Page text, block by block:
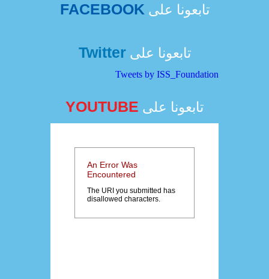
تابعونا علىFACEBOOK
تابعونا علىTwitter
Tweets by ISS_Foundation
تابعونا على YOUTUBE